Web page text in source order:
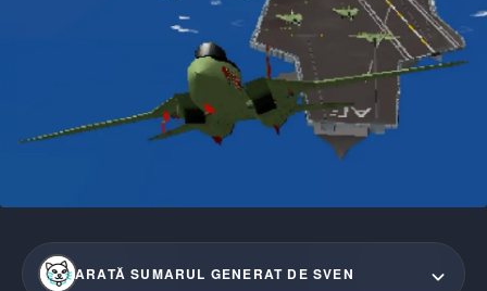
ARATĂ SUMARUL GENERAT DE SVEN